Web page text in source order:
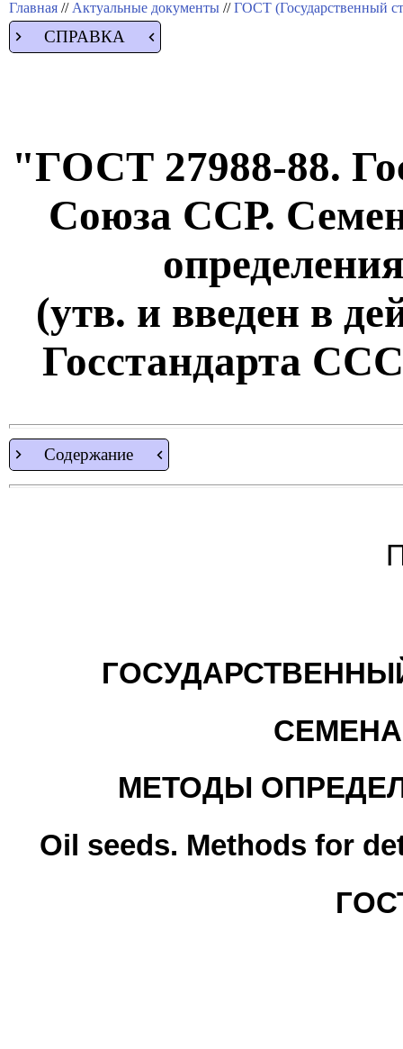
Главная // Актуальные документы //ГОСТ (Государственный
СПРАВКА
"ГОСТ 27988-88.
Союза ССР.
(утв. и введен в
Госстандарта
Содержание
МЕТОДЫ
Oil seeds. Methods for